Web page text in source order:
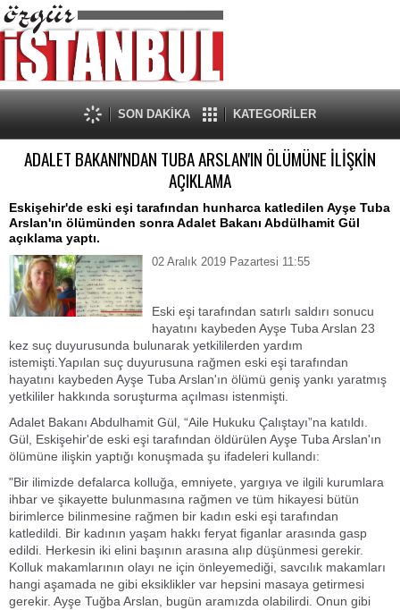
SON DAKİKA KATEGORİLER
ADALET BAKANI'NDAN TUBA ARSLAN'IN ÖLÜMÜNE İLİŞKİN
AÇIKLAMA
Eskişehir'de eski eşi tarafından hunharca katledilen Ayşe Tuba
Arslan'ın ölümünden sonra Adalet Bakanı Abdülhamit Gül
açıklama yaptı.
02 Aralık 2019 Pazartesi 11:55
Eski eşi tarafından satırlı saldırı sonucu
hayatını kaybeden Ayşe Tuba Arslan 23
kez suç duyurusunda bulunarak yetkililerden yardım
istemişti.Yapılan suç duyurusuna rağmen eski eşi tarafından
hayatını kaybeden Ayşe Tuba Arslan'ın ölümü geniş yankı yaratmış
yetkililer hakkında soruşturma açılması istenmişti.
Adalet Bakanı Abdulhamit Gül, “Aile Hukuku Çalıştayı”na katıldı.
Gül, Eskişehir'de eski eşi tarafından öldürülen Ayşe Tuba Arslan'ın
ölümüne ilişkin yaptığı konuşmada şu ifadeleri kullandı:
"Bir ilimizde defalarca kolluğa, emniyete, yargıya ve ilgili kurumlara
ihbar ve şikayette bulunmasına rağmen ve tüm hikayesi bütün
birimlerce bilinmesine rağmen bir kadın eski eşi tarafından
katledildi. Bir kadının yaşam hakkı feryat figanlar arasında gasp
edildi. Herkesin iki elini başının arasına alıp düşünmesi gerekir.
Kolluk makamlarının olayı ne için önleyemediği, savcılık makamları
hangi aşamada ne gibi eksiklikler var hepsini masaya getirmesi
gerekir. Ayşe Tuğba Arslan, bugün aramızda olabilirdi. Onun gibi